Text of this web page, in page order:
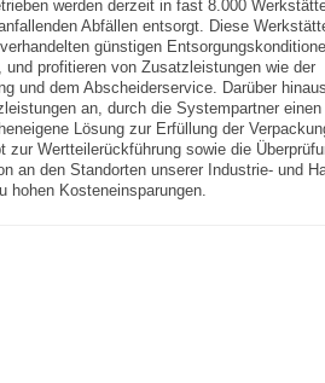
werden derzeit in fast 8.000
Abfällen entsorgt. Diese
günstigen
und profitieren von Zusatzleistungen wie der
und dem Abscheiderservice. Darüber
an, durch die Systempartner
Lösung zur Erfüllung der
zur Wertteilerückführung sowie die
an den Standorten unserer Industrie- und
hohen Kosteneinsparungen.